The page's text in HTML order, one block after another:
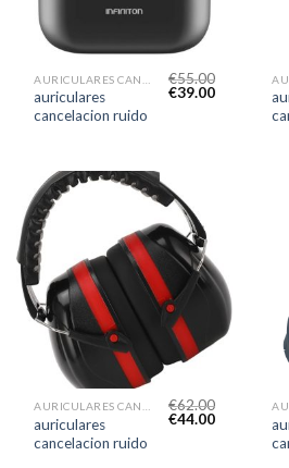
auriculares
cancelacion ruido
€55.00
€39.00
auriculares
cancelacion ruido
€62.00
€44.00